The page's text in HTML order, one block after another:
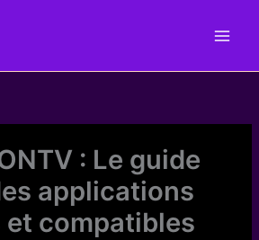
: Le guide
applications
compatibles